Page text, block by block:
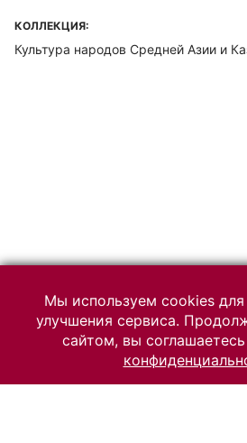
КОЛЛЕКЦИЯ:
Культура народов Средней Азии и
Мы используем cookies
улучшения сервиса.
сайтом, вы